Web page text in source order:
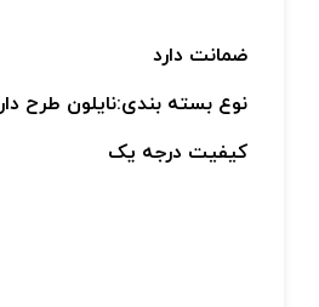
ضمانت دارد
نوع بسته بندی:نایلون طرح دار
کیفیت درجه یک